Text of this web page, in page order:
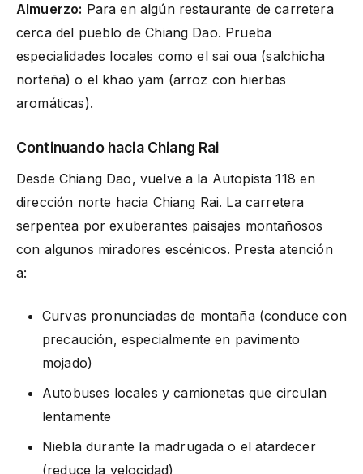
Almuerzo: Para en algún restaurante de carretera
cerca del pueblo de Chiang Dao. Prueba
especialidades locales como el sai oua (salchicha
norteña) o el khao yam (arroz con hierbas
aromáticas).
Continuando hacia Chiang Rai
Desde Chiang Dao, vuelve a la Autopista 118 en
dirección norte hacia Chiang Rai. La carretera
serpentea por exuberantes paisajes montañosos
con algunos miradores escénicos. Presta atención
a:
Curvas pronunciadas de montaña (conduce con
precaución, especialmente en pavimento
mojado)
Autobuses locales y camionetas que circulan
lentamente
Niebla durante la madrugada o el atardecer
(reduce la velocidad)